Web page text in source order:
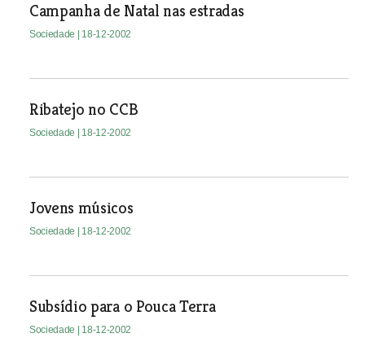
Campanha de Natal nas estradas
Sociedade | 18-12-2002
Ribatejo no CCB
Sociedade | 18-12-2002
Jovens músicos
Sociedade | 18-12-2002
Subsídio para o Pouca Terra
Sociedade | 18-12-2002